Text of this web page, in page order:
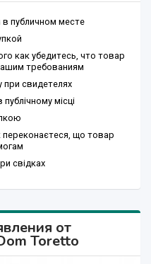
публичном месте
как убедитесь, что товар
требованиям
при свидетелях
місці
переконаєтеся, що товар
свідках
от
Toretto